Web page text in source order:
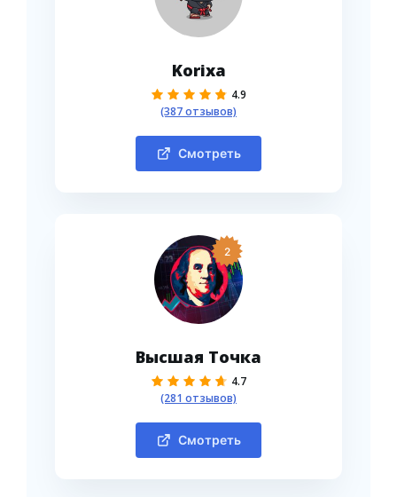
Korixa
4.9
(387 отзывов)
Смотреть
2
Высшая Точка
4.7
(281 отзывов)
Смотреть